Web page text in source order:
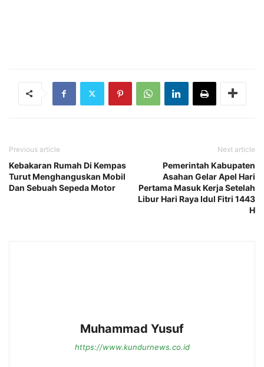
Previous article
Kebakaran Rumah Di Kempas
Turut Menghanguskan Mobil
Dan Sebuah Sepeda Motor
Next article
Pemerintah Kabupaten
Asahan Gelar Apel Hari
Pertama Masuk Kerja Setelah
Libur Hari Raya Idul Fitri 1443
H
Muhammad Yusuf
https://www.kundurnews.co.id